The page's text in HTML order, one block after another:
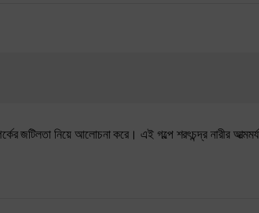
জটিলতা নিয়ে আলোচনা করে। এই গল্পে শরৎচন্দ্র নারীর